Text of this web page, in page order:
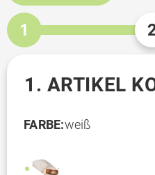
1
1. ARTIKEL
FARBE:weiß